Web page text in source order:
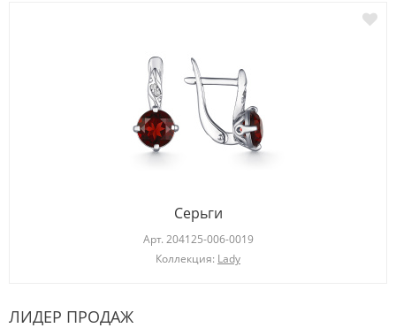
Серьги
Арт. 204125-006-0019
Коллекция: Lady
ЛИДЕР ПРОДАЖ